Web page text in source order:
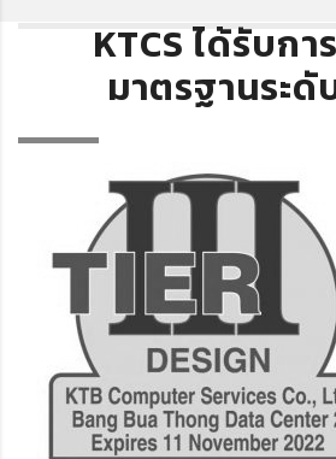
KTCS ได้รับก
มาตรฐานระดั